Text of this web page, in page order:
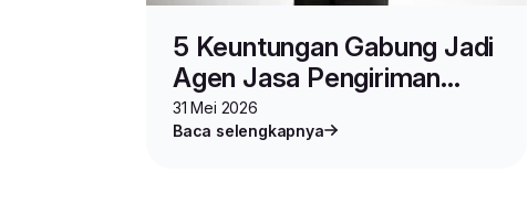
5 Keuntungan Gabung Jadi
Agen Jasa Pengiriman
Barang Lion Parcel
31 Mei 2026
Baca selengkapnya